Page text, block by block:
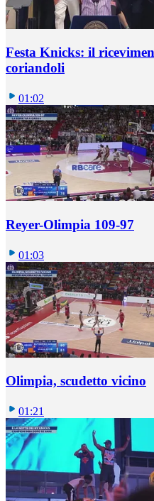
Festa Knicks: il
coriandoli
01:02
Reyer-Olimpia 109-97
01:03
Olimpia, scudetto vicino
01:21